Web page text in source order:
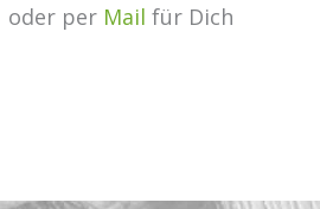
oder per Mail für Dich